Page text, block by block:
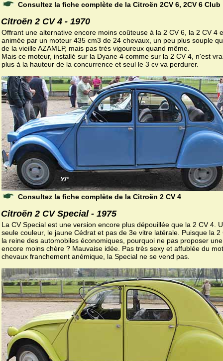
Consultez la fiche complète de la Citroën 2CV 6, 2CV 6 Club
Citroën 2 CV 4 - 1970
Offrant une alternative encore moins coûteuse à la 2 CV 6, la 2 CV 4
animée par un moteur 435 cm3 de 24 chevaux, un peu plus souple
de la vieille AZAMLP, mais pas très vigoureux quand même.
Mais ce moteur, installé sur la Dyane 4 comme sur la 2 CV 4, n'est
plus à la hauteur de la concurrence et seul le 3 cv va perdurer.
Consultez la fiche complète de la Citroën 2 CV 4
Citroën 2 CV Special - 1975
La CV Special est une version encore plus dépouillée que la 2 CV 4.
seule couleur, le jaune Cédrat et pas de 3e vitre latérale. Puisque la 2
la reine des automobiles économiques, pourquoi ne pas proposer
encore moins chère ? Mauvaise idée. Pas très sexy et affublée du
chevaux franchement anémique, la Special ne se vend pas.